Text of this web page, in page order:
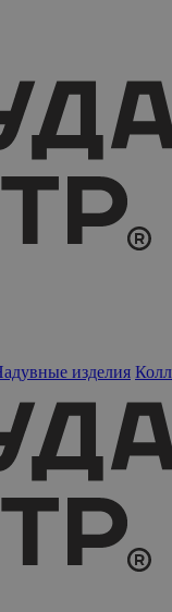
изделия